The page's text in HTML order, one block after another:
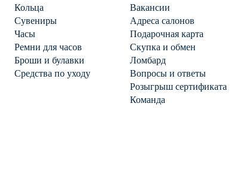
Кольца
Сувениры
Часы
Ремни для часов
Броши и булавки
Средства по уходу
Вакансии
Адреса салонов
Подарочная карта
Скупка и обмен
Ломбард
Вопросы и ответы
Розыгрыш сертификата
Команда